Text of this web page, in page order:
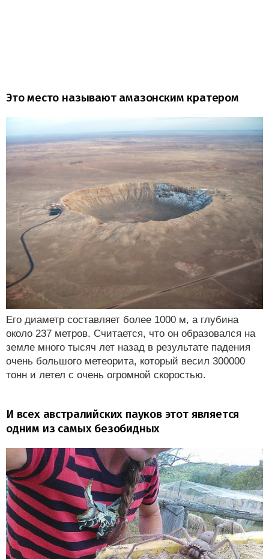
Это место называют амазонским кратером
Его диаметр составляет более 1000 м, а глубина
около 237 метров. Считается, что он образовался на
земле много тысяч лет назад в результате падения
очень большого метеорита, который весил 300000
тонн и летел с очень огромной скоростью.
И всех австралийских пауков этот является
одним из самых безобидных